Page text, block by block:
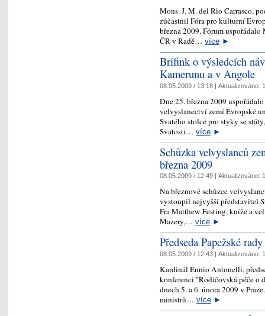
Mons. J. M. del Rìo Carrasco,
zúčastnil Fóra pro kulturní
března 2009. Fórum
ČR v Radě… více ►
Brífink o výsledcích
Kamerunu a v Angole
08.05.2009 / 13:18 | Aktualizováno:
Dne 25. března 2009
velvyslanectví zemí Evropské
Svatého stolce pro styky se
Svatosti… více ►
Schůzka velvyslanců
března 2009
08.05.2009 / 12:49 | Aktualizováno:
Na březnové schůzce
vystoupil nejvyšší představitel
Fra Matthew Festing, kníže a
Mazery,… více ►
Předseda Papežské
08.05.2009 / 12:43 | Aktualizováno:
Kardinál Ennio Antonelli,
konferenci "Rodičovská péče o
dnech 5. a 6. února 2009 v
ministrů… více ►